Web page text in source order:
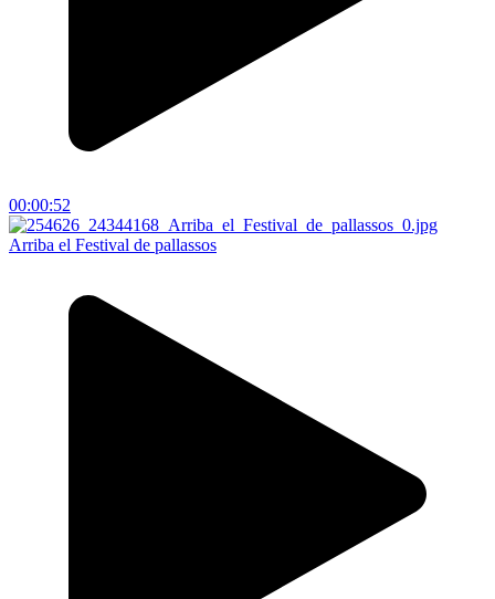
00:00:52
Arriba el Festival de pallassos